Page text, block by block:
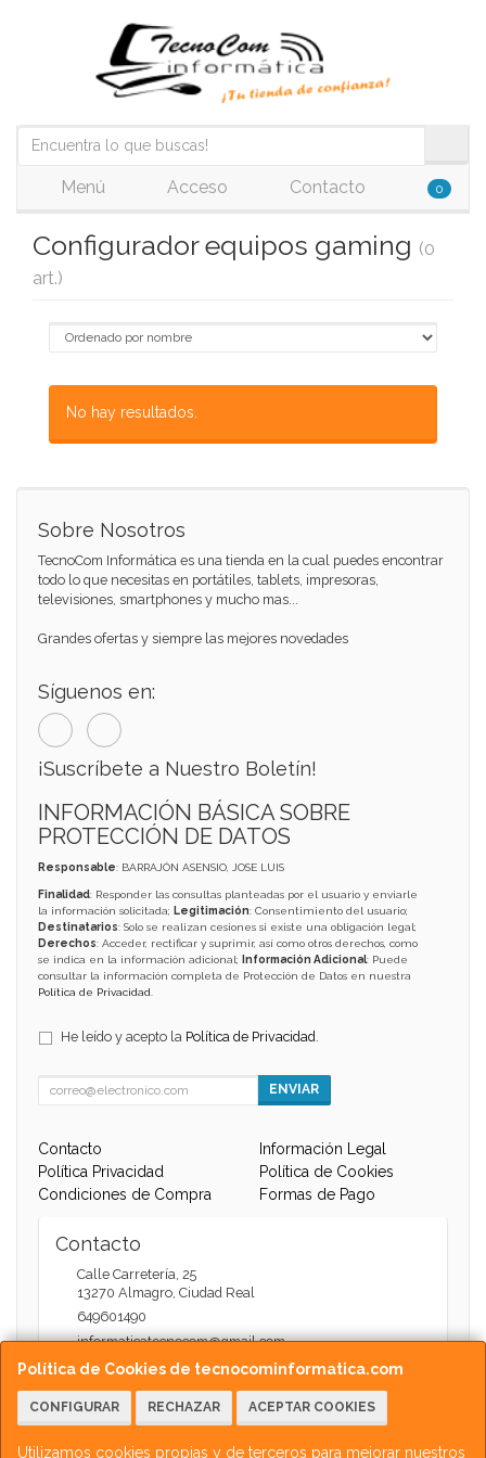
Menú Acceso Contacto 0
Configurador equipos gaming (0
art.)
No hay resultados.
Política de Cookies de tecnocominformatica.com
CONFIGURAR RECHAZAR ACEPTAR COOKIES
Utilizamos cookies propias y de terceros para mejorar nuestros
Sobre Nosotros
TecnoCom Informática es una tienda en la cual puedes encontrar
todo lo que necesitas en portátiles, tablets, impresoras,
televisiones, smartphones y mucho mas...
Grandes ofertas y siempre las mejores novedades
Síguenos en:
¡Suscríbete a Nuestro Boletín!
INFORMACIÓN BÁSICA SOBRE
PROTECCIÓN DE DATOS
Responsable: BARRAJÓN ASENSIO, JOSE LUIS
Finalidad: Responder las consultas planteadas por el usuario y enviarle
la información solicitada; Legitimación: Consentimiento del usuario;
Destinatarios: Solo se realizan cesiones si existe una obligación legal;
Derechos: Acceder, rectificar y suprimir, así como otros derechos, como
se indica en la información adicional;
Información Adicional: Puede
consultar la información completa de Protección de Datos en nuestra
Política de Privacidad
He leído y acepto la Política de Privacidad.
ENVIAR
Contacto
Información Legal
Política Privacidad
Política de Cookies
Condiciones de Compra
Formas de Pago
Contacto
Calle Carretería, 25
13270 Almagro, Ciudad Real
649601490
informaticatecnocom@gmail.com
Horario
Atención Web - 11:00 a 13:30 / 17:30 a 20:00